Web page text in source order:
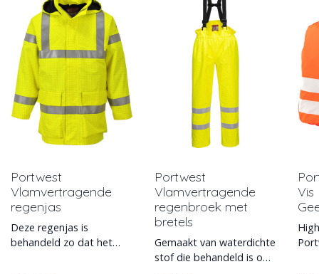
Portwest
Vlamvertragende
regenjas
Deze regenjas is
behandeld zo dat het
Portwest
Vlamvertragende
regenbroek met
bretels
Gemaakt van waterdichte
stof die behandeld is om
Vis